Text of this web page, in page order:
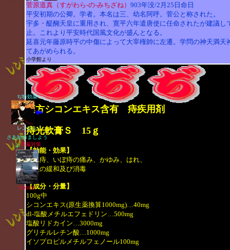
菅原道真（すがわら‐の‐みちざね） 903年没/2月25日命日
平安初期の公卿。学者。本名は三、幼名阿呼。菅公と称された。
宇多・醍醐天皇に重用され、寛平六年遣唐使に任命されたが建議し
止。これより平安時代国風文化が盛んとなる。
延喜元年藤原時平の中傷によって大宰権帥に左遷。学問の神天満天
てあがめられる。
小学館より
漢方シコンエキス含有 痔疾用剤
痔光軟膏Ｓ 15ｇ
【効能・効果】
切れ痔、いぼ痔の痛み、かゆみ、はれ、
出血の緩和及び消毒
【成分・分量】
100g中
シコンエキス(原生薬換算1000mg)…40mg
dl-塩酸メチルエフェドリン…500mg
塩酸リドカイン…3000mg
グリチルレチン酸…1000mg
イソプロピルメチルフェノール100mg
ぢ特効薬
レンシン
さあ始めましよう
早漏対策
TONOS